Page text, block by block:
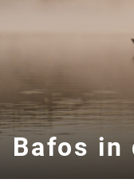
Bafos in